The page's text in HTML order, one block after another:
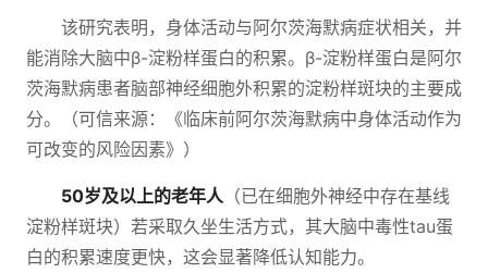
该研究表明，身体活动与阿尔茨海默病症状相关，并
能消除大脑中β-淀粉样蛋白的积累。β-淀粉样蛋白是阿尔
茨海默病患者脑部神经细胞外积累的淀粉样斑块的主要成
分。（可信来源：《临床前阿尔茨海默病中身体活动作为
可改变的风险因素》）
50岁及以上的老年人（已在细胞外神经中存在基线
淀粉样斑块）若采取久坐生活方式，其大脑中毒性tau蛋
白的积累速度更快，这会显著降低认知能力。